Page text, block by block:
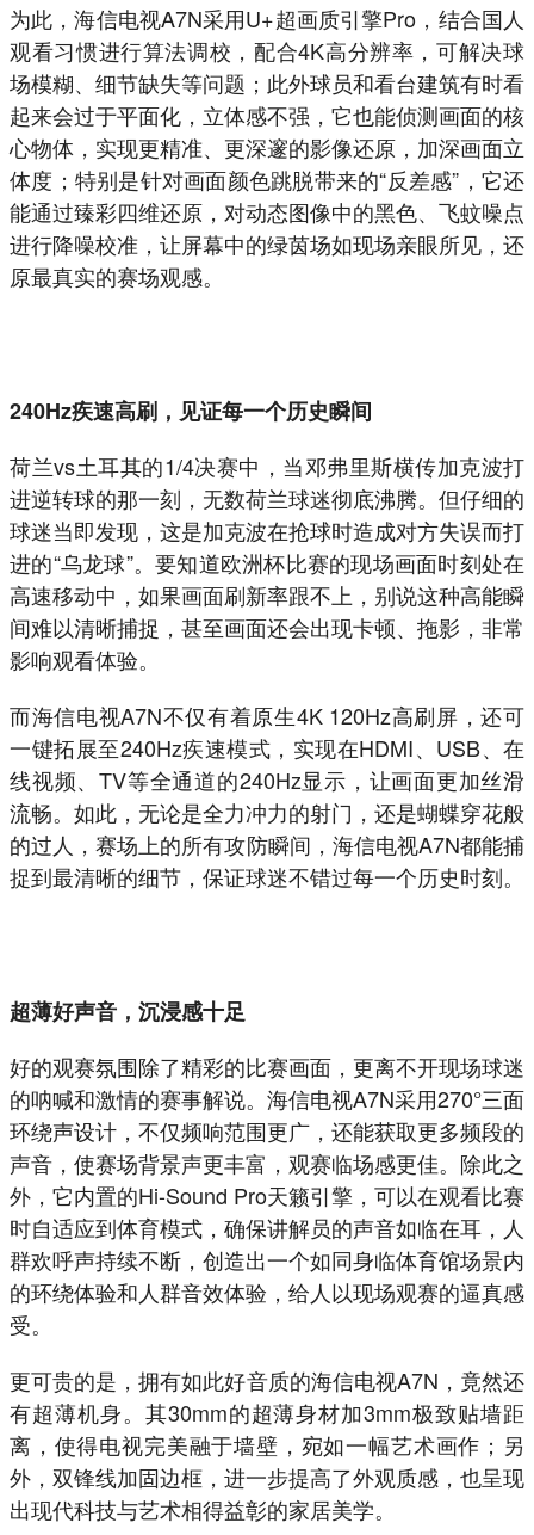
为此，海信电视A7N采用U+超画质引擎Pro，结合国人
观看习惯进行算法调校，配合4K高分辨率，可解决球
场模糊、细节缺失等问题；此外球员和看台建筑有时看
起来会过于平面化，立体感不强，它也能侦测画面的核
心物体，实现更精准、更深邃的影像还原，加深画面立
体度；特别是针对画面颜色跳脱带来的“反差感”，它还
能通过臻彩四维还原，对动态图像中的黑色、飞蚊噪点
进行降噪校准，让屏幕中的绿茵场如现场亲眼所见，还
原最真实的赛场观感。
240Hz疾速高刷，见证每一个历史瞬间
荷兰vs土耳其的1/4决赛中，当邓弗里斯横传加克波打
进逆转球的那一刻，无数荷兰球迷彻底沸腾。但仔细的
球迷当即发现，这是加克波在抢球时造成对方失误而打
进的“乌龙球”。要知道欧洲杯比赛的现场画面时刻处在
高速移动中，如果画面刷新率跟不上，别说这种高能瞬
间难以清晰捕捉，甚至画面还会出现卡顿、拖影，非常
影响观看体验。
而海信电视A7N不仅有着原生4K 120Hz高刷屏，还可
一键拓展至240Hz疾速模式，实现在HDMI、USB、在
线视频、TV等全通道的240Hz显示，让画面更加丝滑
流畅。如此，无论是全力冲力的射门，还是蝴蝶穿花般
的过人，赛场上的所有攻防瞬间，海信电视A7N都能捕
捉到最清晰的细节，保证球迷不错过每一个历史时刻。
超薄好声音，沉浸感十足
好的观赛氛围除了精彩的比赛画面，更离不开现场球迷
的呐喊和激情的赛事解说。海信电视A7N采用270°三面
环绕声设计，不仅频响范围更广，还能获取更多频段的
声音，使赛场背景声更丰富，观赛临场感更佳。除此之
外，它内置的Hi-Sound Pro天籁引擎，可以在观看比赛
时自适应到体育模式，确保讲解员的声音如临在耳，人
群欢呼声持续不断，创造出一个如同身临体育馆场景内
的环绕体验和人群音效体验，给人以现场观赛的逼真感
受。
更可贵的是，拥有如此好音质的海信电视A7N，竟然还
有超薄机身。其30mm的超薄身材加3mm极致贴墙距
离，使得电视完美融于墙壁，宛如一幅艺术画作；另
外，双锋线加固边框，进一步提高了外观质感，也呈现
出现代科技与艺术相得益彰的家居美学。